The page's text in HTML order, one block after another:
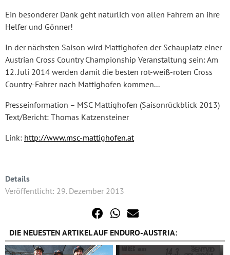
Ein besonderer Dank geht natürlich von allen Fahrern an ihre
Helfer und Gönner!
In der nächsten Saison wird Mattighofen der Schauplatz einer
Austrian Cross Country Championship Veranstaltung sein: Am
12. Juli 2014 werden damit die besten rot-weiß-roten Cross
Country-Fahrer nach Mattighofen kommen...
Presseinformation – MSC Mattighofen (Saisonrückblick 2013)
Text/Bericht: Thomas Katzensteiner
Link: http://www.msc-mattighofen.at
Details
Veröffentlicht: 29. Dezember 2013
DIE NEUESTEN ARTIKEL AUF ENDURO-AUSTRIA: